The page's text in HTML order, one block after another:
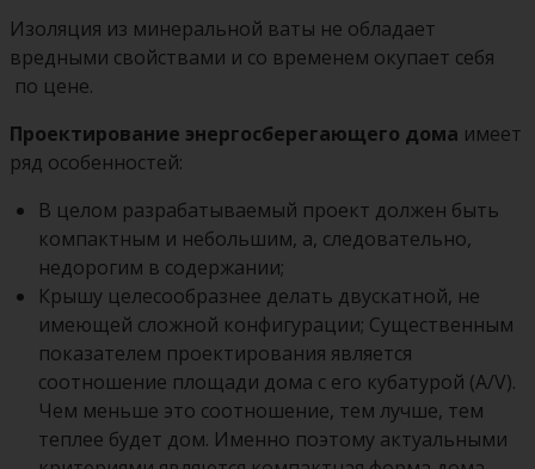
Изоляция из минеральной ваты не обладает
вредными свойствами и со временем окупает себя
по цене.
Проектирование энергосберегающего дома имеет
ряд особенностей:
В целом разрабатываемый проект должен быть
компактным и небольшим, а, следовательно,
недорогим в содержании;
Крышу целесообразнее делать двускатной, не
имеющей сложной конфигурации; Существенным
показателем проектирования является
соотношение площади дома с его кубатурой (A/V).
Чем меньше это соотношение, тем лучше, тем
теплее будет дом. Именно поэтому актуальными